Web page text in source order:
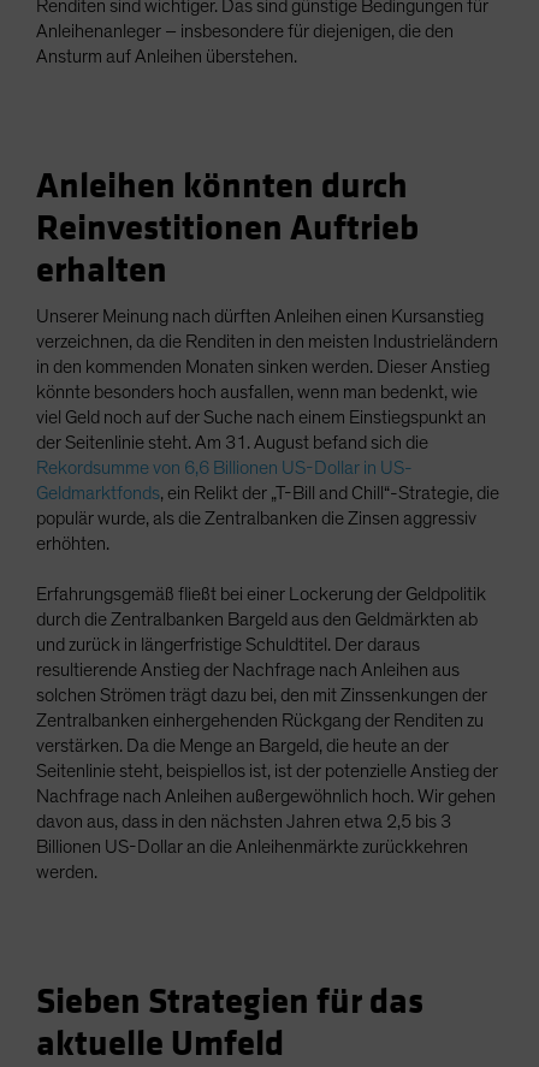
Renditen sind wichtiger. Das sind günstige Bedingungen für
Anleihenanleger – insbesondere für diejenigen, die den
Ansturm auf Anleihen überstehen.
Anleihen könnten durch
Reinvestitionen Auftrieb
erhalten
Unserer Meinung nach dürften Anleihen einen Kursanstieg
verzeichnen, da die Renditen in den meisten Industrieländern
in den kommenden Monaten sinken werden. Dieser Anstieg
könnte besonders hoch ausfallen, wenn man bedenkt, wie
viel Geld noch auf der Suche nach einem Einstiegspunkt an
der Seitenlinie steht. Am 31. August befand sich die
Rekordsumme von 6,6 Billionen US-Dollar in US-
Geldmarktfonds, ein Relikt der „T-Bill and Chill“-Strategie, die
populär wurde, als die Zentralbanken die Zinsen aggressiv
erhöhten.
Erfahrungsgemäß fließt bei einer Lockerung der Geldpolitik
durch die Zentralbanken Bargeld aus den Geldmärkten ab
und zurück in längerfristige Schuldtitel. Der daraus
resultierende Anstieg der Nachfrage nach Anleihen aus
solchen Strömen trägt dazu bei, den mit Zinssenkungen der
Zentralbanken einhergehenden Rückgang der Renditen zu
verstärken. Da die Menge an Bargeld, die heute an der
Seitenlinie steht, beispiellos ist, ist der potenzielle Anstieg der
Nachfrage nach Anleihen außergewöhnlich hoch. Wir gehen
davon aus, dass in den nächsten Jahren etwa 2,5 bis 3
Billionen US-Dollar an die Anleihenmärkte zurückkehren
werden.
Sieben Strategien für das
aktuelle Umfeld